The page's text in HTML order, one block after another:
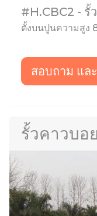
#H.CBC2 - รั้
ตั้งบนปูนความสูง
สอบถาม แล
รั้วคาวบอ